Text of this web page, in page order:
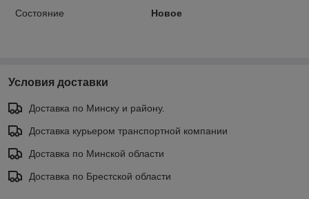
Состояние Новое
Условия доставки
Доставка по Минску и району.
Доставка курьером транспортной компании
Доставка по Минской области
Доставка по Брестской области